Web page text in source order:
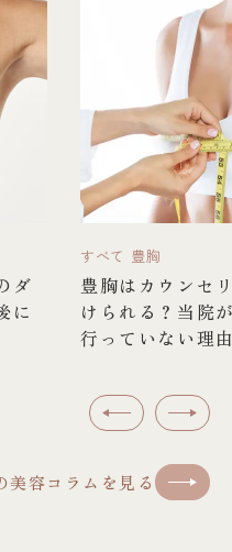
ダ
に
すべて 豊胸
豊胸はカウンセ
けられる？当院
行っていない理
前へ 次へ
美容コラムを見る